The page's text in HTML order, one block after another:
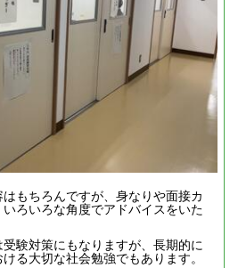
もちろんですが、身なりや面接カ
ろいろな角度でアドバイスをいた
験対策にもなりますが、長期的に
る大切な社会勉強でもあります。